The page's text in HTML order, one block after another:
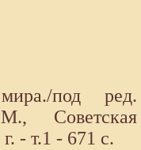
под ред.
Советская
- т.1 - 671 с.